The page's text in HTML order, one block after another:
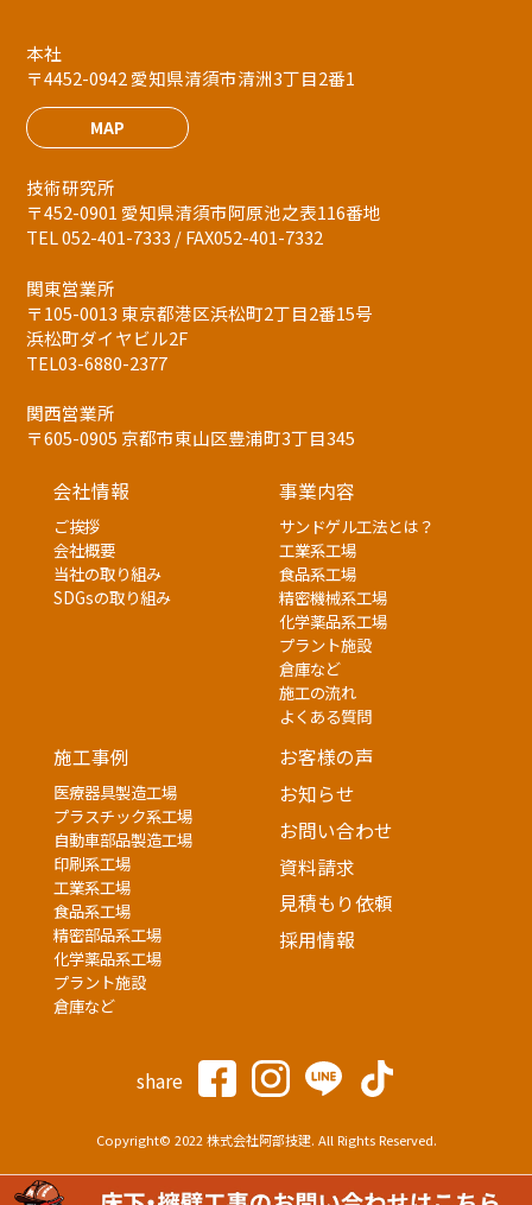
本社
〒4452-0942 愛知県清須市清洲3丁目2番1
MAP
技術研究所
〒452-0901 愛知県清須市阿原池之表116番地
TEL 052-401-7333 / FAX052-401-7332
関東営業所
〒105-0013 東京都港区浜松町2丁目2番15号
浜松町ダイヤビル2F
TEL03-6880-2377
関西営業所
〒605-0905 京都市東山区豊浦町3丁目345
会社情報
ご挨拶
会社概要
当社の取り組み
SDGsの取り組み
事業内容
サンドゲル工法とは？
工業系工場
食品系工場
精密機械系工場
化学薬品系工場
プラント施設
倉庫など
施工の流れ
よくある質問
施工事例
医療器具製造工場
プラスチック系工場
自動車部品製造工場
印刷系工場
工業系工場
食品系工場
精密部品系工場
化学薬品系工場
プラント施設
倉庫など
お客様の声
お知らせ
お問い合わせ
資料請求
見積もり依頼
採用情報
share
Copyright© 2022 株式会社阿部技建. All Rights Reserved.